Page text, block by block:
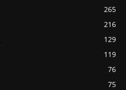
265
216
129
119
76
75